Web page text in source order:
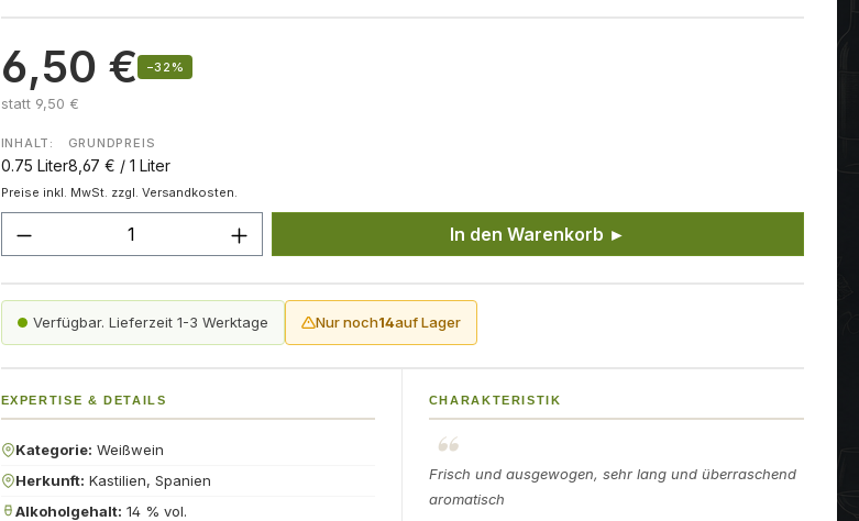
6,50 € −32%
statt 9,50 €
INHALT:
0.75 Liter
GRUNDPREIS
8,67 € / 1 Liter
Preise inkl. MwSt. zzgl. Versandkosten.
Produkt Anzahl: Gib den gewünschten Wert ein oder benutze die
In den Warenkorb ►
Verfügbar. Lieferzeit 1-3 Werktage Nur noch14auf Lager
EXPERTISE & DETAILS
Kategorie: Weißwein
Herkunft: Kastilien, Spanien
Alkoholgehalt: 14 % vol.
CHARAKTERISTIK
Frisch und ausgewogen, sehr lang und überraschend
aromatisch